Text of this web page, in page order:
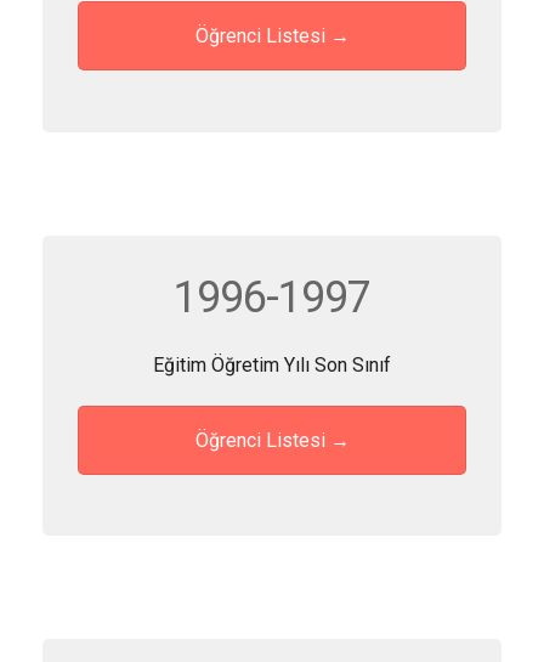
Öğrenci Listesi →
1996-1997
Eğitim Öğretim Yılı Son Sınıf
Öğrenci Listesi →